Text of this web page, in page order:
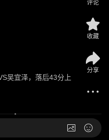
吴宜泽，落后43分上
评论
收藏
分享